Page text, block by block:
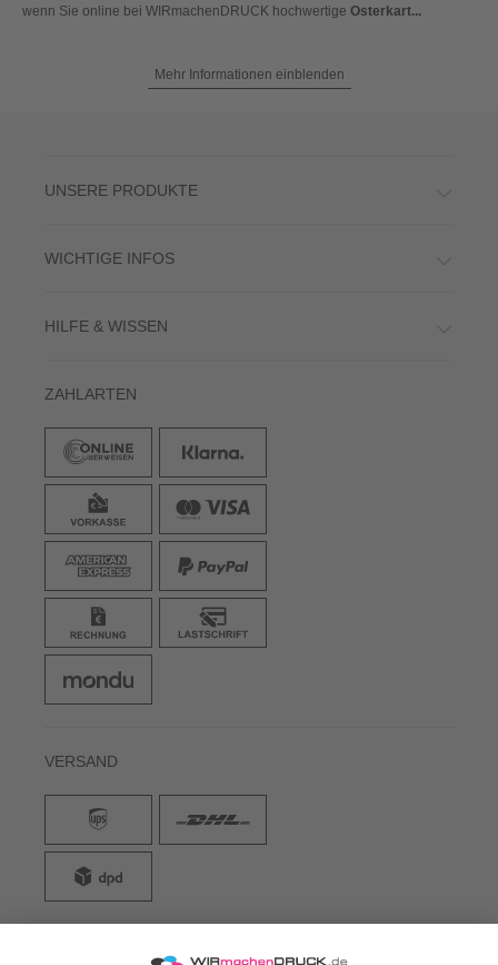
wenn Sie online bei WIRmachenDRUCK hochwertige Osterkart...
Mehr Informationen einblenden
UNSERE PRODUKTE
WICHTIGE INFOS
HILFE & WISSEN
ZAHLARTEN
VERSAND
WIRmachenDRUCK GmbH